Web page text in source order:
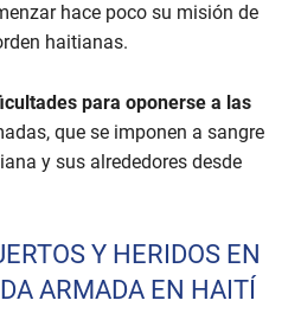
hace poco su misión de
haitianas.
para oponerse a las
que se imponen a sangre
y sus alrededores desde
Y HERIDOS EN
ARMADA EN HAITÍ